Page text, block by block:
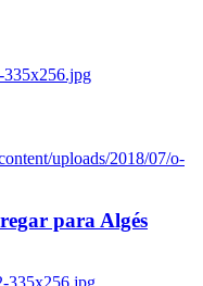
335x256.jpg
uploads/2018/07/o-
para Algés
335x256.jpg